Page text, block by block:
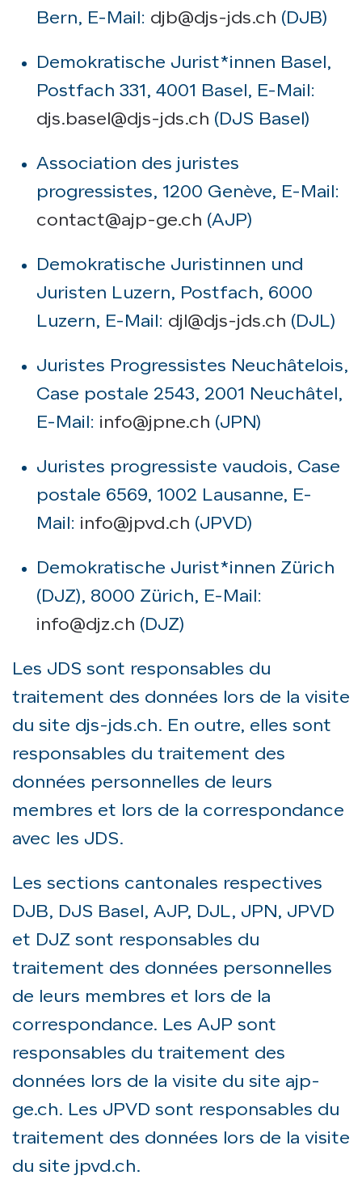
Bern, E-Mail: djb@djs-jds.ch (DJB)
Demokratische Jurist*innen Basel,
Postfach 331, 4001 Basel, E-Mail:
djs.basel@djs-jds.ch (DJS Basel)
Association des juristes
progressistes, 1200 Genève, E-Mail:
contact@ajp-ge.ch (AJP)
Demokratische Juristinnen und
Juristen Luzern, Postfach, 6000
Luzern, E-Mail: djl@djs-jds.ch (DJL)
Juristes Progressistes Neuchâtelois,
Case postale 2543, 2001 Neuchâtel,
E-Mail: info@jpne.ch (JPN)
Juristes progressiste vaudois, Case
postale 6569, 1002 Lausanne, E-
Mail: info@jpvd.ch (JPVD)
Demokratische Jurist*innen Zürich
(DJZ), 8000 Zürich, E-Mail:
info@djz.ch (DJZ)
Les JDS sont responsables du
traitement des données lors de la visite
du site djs-jds.ch. En outre, elles sont
responsables du traitement des
données personnelles de leurs
membres et lors de la correspondance
avec les JDS.
Les sections cantonales respectives
DJB, DJS Basel, AJP, DJL, JPN, JPVD
et DJZ sont responsables du
traitement des données personnelles
de leurs membres et lors de la
correspondance. Les AJP sont
responsables du traitement des
données lors de la visite du site ajp-
ge.ch. Les JPVD sont responsables du
traitement des données lors de la visite
du site jpvd.ch.